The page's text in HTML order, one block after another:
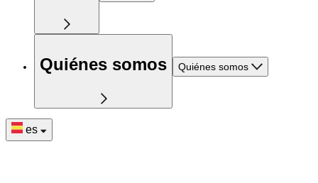
Quiénes somos Quiénes somos
es